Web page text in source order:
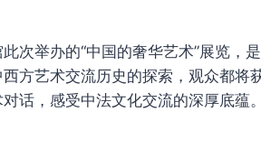
次举办的“中国的奢华艺术”展览，
方艺术交流历史的探索，观众都将
话，感受中法文化交流的深厚底蕴。